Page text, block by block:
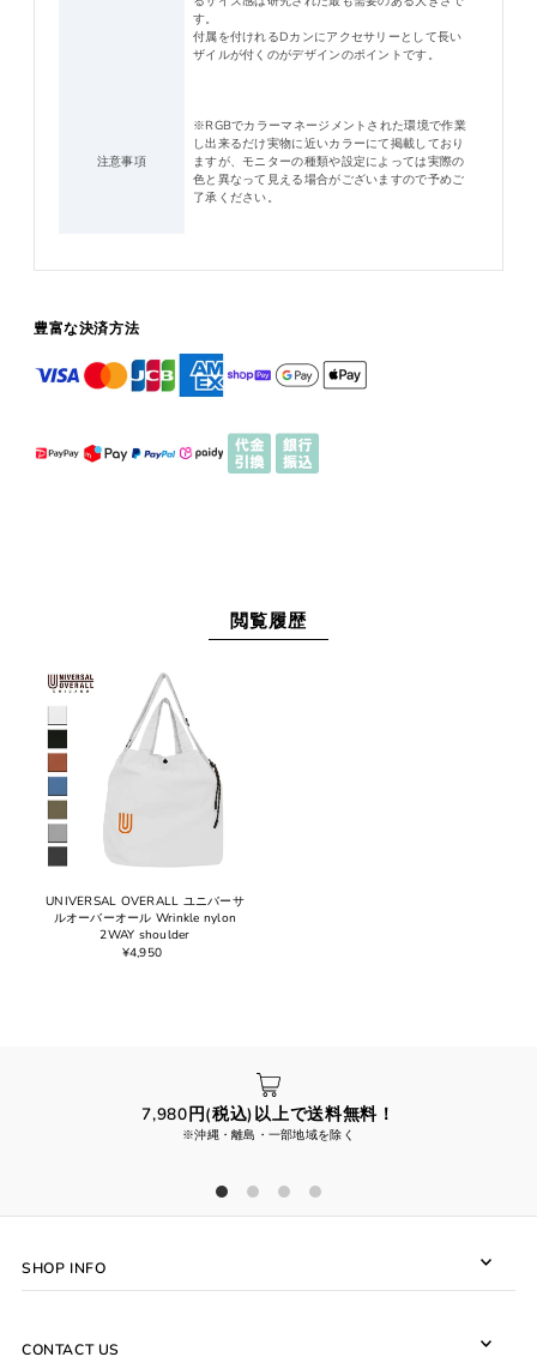
す。
付属を付けれるDカンにアクセサリーとして長い
ザイルが付くのがデザインのポイントです。
注意事項
※RGBでカラーマネージメントされた環境で作業
し出来るだけ実物に近いカラーにて掲載しており
ますが、モニターの種類や設定によっては実際の
色と異なって見える場合がございますので予めご
了承ください。
豊富な決済方法
閲覧履歴
UNIVERSAL OVERALL ユニバーサ
ルオーバーオール Wrinkle nylon
2WAY shoulder
¥4,950
7,980円(税込)以上で送料無料！
※沖縄・離島・一部地域を除く
SHOP INFO
CONTACT US